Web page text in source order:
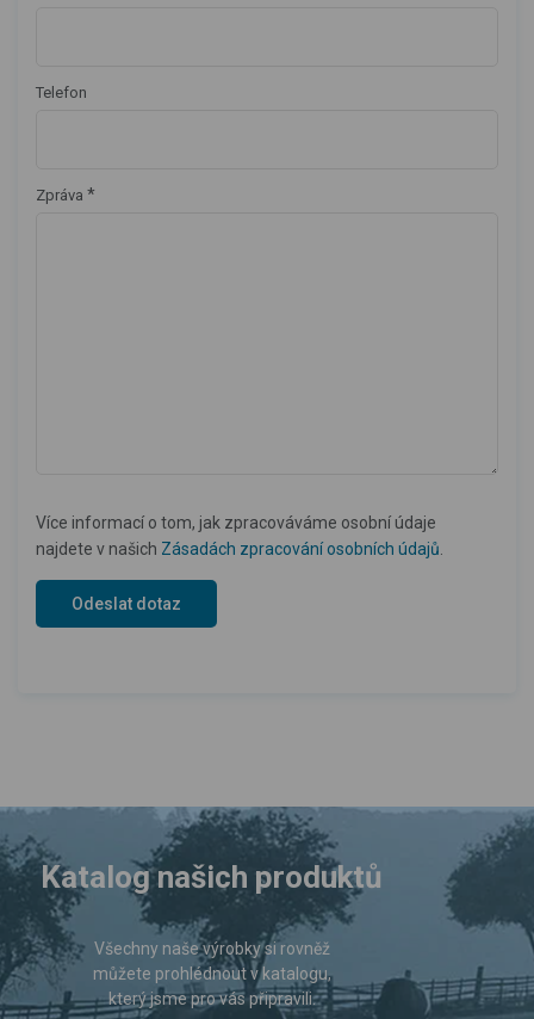
Telefon
Zpráva *
Více informací o tom, jak zpracováváme osobní údaje
najdete v našich Zásadách zpracování osobních údajů
Katalog našich produktů
Všechny naše výrobky si rovněž
můžete prohlédnout v katalogu,
který jsme pro vás připravili.